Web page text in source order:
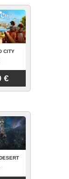
CITY
€